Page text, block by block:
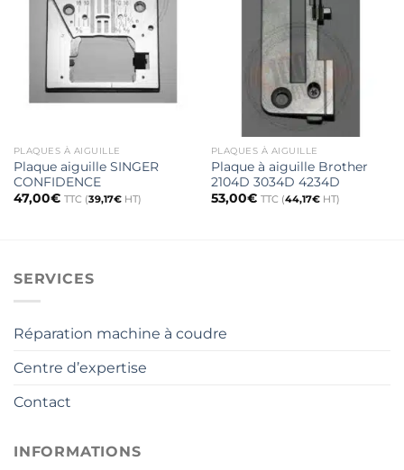
PLAQUES À AIGUILLE
Plaque aiguille SINGER
CONFIDENCE
47,00€ TTC (39,17€HT)
PLAQUES À AIGUILLE
Plaque à aiguille Brother
2104D 3034D 4234D
53,00€ TTC (44,17€HT)
SERVICES
Réparation machine à coudre
Centre d’expertise
Contact
INFORMATIONS